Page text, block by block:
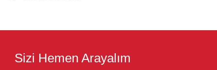
Sizi Hemen Arayalım